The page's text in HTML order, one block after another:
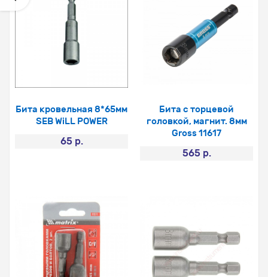
Бита кровельная 8*65мм
SEB WiLL POWER
65 р.
Бита с торцевой
головкой, магнит. 8мм
Gross 11617
565 р.